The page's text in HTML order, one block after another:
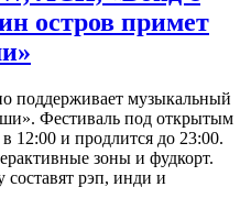
остров примет
поддерживает музыкальный
Фестиваль под открытым
в 12:00 и продлится до 23:00.
зоны и фудкорт.
рэп, инди и